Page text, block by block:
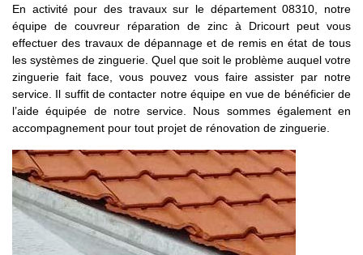
En activité pour des travaux sur le département 08310, notre
équipe de couvreur réparation de zinc à Dricourt peut vous
effectuer des travaux de dépannage et de remis en état de tous
les systèmes de zinguerie. Quel que soit le problème auquel votre
zinguerie fait face, vous pouvez vous faire assister par notre
service. Il suffit de contacter notre équipe en vue de bénéficier de
l’aide équipée de notre service. Nous sommes également en
accompagnement pour tout projet de rénovation de zinguerie.